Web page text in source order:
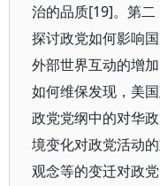
治的品质[19]。第二
探讨政党如何影响
外部世界互动的增
如何维保发现，美
政党党纲中的对华
境变化对政党活动
观念等的变迁对政